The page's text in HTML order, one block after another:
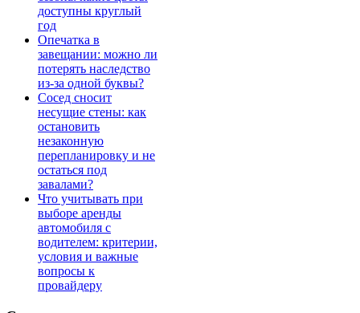
доступны круглый
год
Опечатка в
завещании: можно ли
потерять наследство
из-за одной буквы?
Сосед сносит
несущие стены: как
остановить
незаконную
перепланировку и не
остаться под
завалами?
Что учитывать при
выборе аренды
автомобиля с
водителем: критерии,
условия и важные
вопросы к
провайдеру